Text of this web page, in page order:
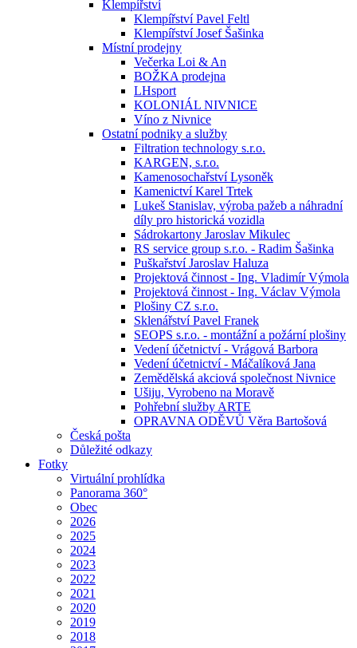
Klempířství
Klempířství Pavel Feltl
Klempířství Josef Šašinka
Místní prodejny
Večerka Loi & An
BOŽKA prodejna
LHsport
KOLONIÁL NIVNICE
Víno z Nivnice
Ostatní podniky a služby
Filtration technology s.r.o.
KARGEN, s.r.o.
Kamenosochařství Lysoněk
Kamenictví Karel Trtek
Lukeš Stanislav, výroba pažeb a náhradní
díly pro historická vozidla
Sádrokartony Jaroslav Mikulec
RS service group s.r.o. - Radim Šašinka
Puškařství Jaroslav Haluza
Projektová činnost - Ing. Vladimír Výmola
Projektová činnost - Ing. Václav Výmola
Plošiny CZ s.r.o.
Sklenářství Pavel Franek
SEOPS s.r.o. - montážní a požární plošiny
Vedení účetnictví - Vrágová Barbora
Vedení účetnictví - Máčalíková Jana
Zemědělská akciová společnost Nivnice
Ušiju, Vyrobeno na Moravě
Pohřební služby ARTE
OPRAVNA ODĚVŮ Věra Bartošová
Česká pošta
Důležité odkazy
Fotky
Virtuální prohlídka
Panorama 360°
Obec
2026
2025
2024
2023
2022
2021
2020
2019
2018